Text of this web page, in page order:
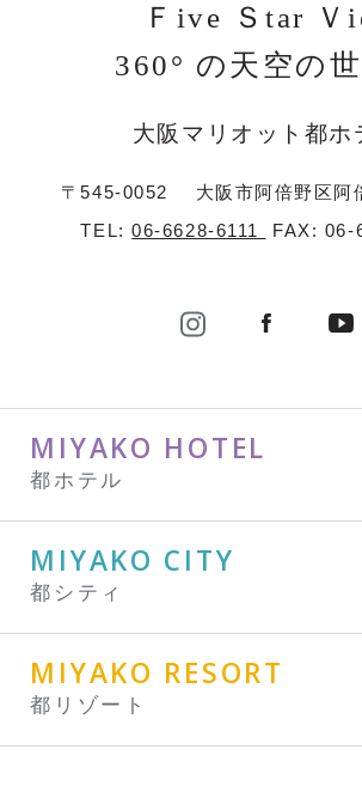
Ｆive Ｓtar Ｖ
360° の天空の
大阪マリオット都ホ
〒545-0052
大阪市阿倍野区阿
TEL:06-6628-6111 FAX: 06-
MIYAKO HOTEL
都ホテル
MIYAKO CITY
都シティ
MIYAKO RESORT
都リゾート